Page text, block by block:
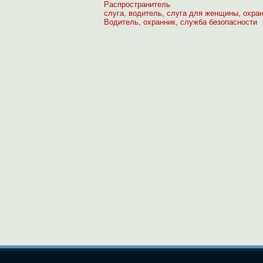
Распространитель
слуга, водитель, слуга для женщины,
Водитель, охранник, служба безопасности